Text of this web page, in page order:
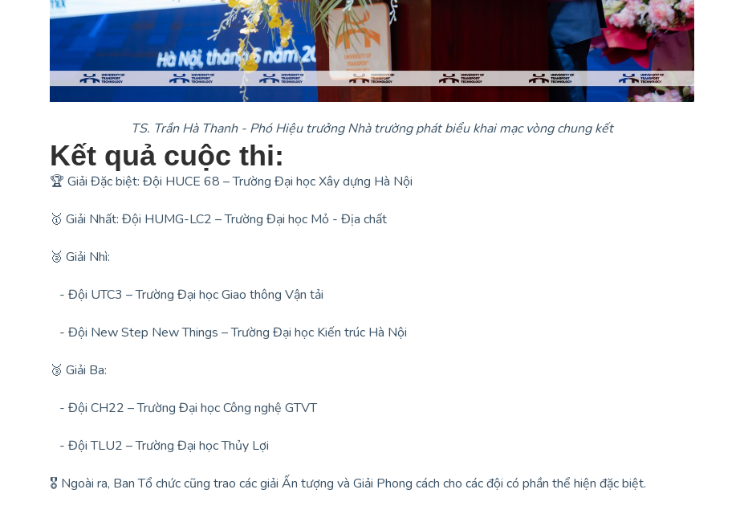
TS. Trần Hà Thanh - Phó Hiệu trưởng Nhà trường phát biểu khai mạc vòng chung kết
Kết quả cuộc thi:
🏆 Giải Đặc biệt: Đội HUCE 68 – Trường Đại học Xây dựng Hà Nội
🥇 Giải Nhất: Đội HUMG-LC2 – Trường Đại học Mỏ - Địa chất
🥈 Giải Nhì:
- Đội UTC3 – Trường Đại học Giao thông Vận tải
- Đội New Step New Things – Trường Đại học Kiến trúc Hà Nội
🥉 Giải Ba:
- Đội CH22 – Trường Đại học Công nghệ GTVT
- Đội TLU2 – Trường Đại học Thủy Lợi
🎖 Ngoài ra, Ban Tổ chức cũng trao các giải Ấn tượng và Giải Phong cách cho các đội có phần thể hiện đặc biệt.